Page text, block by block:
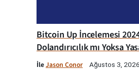
Bitcoin Up İncelemesi
Dolandırıcılık mı Yoksa
İleJason Conor Ağustos 3, 2026